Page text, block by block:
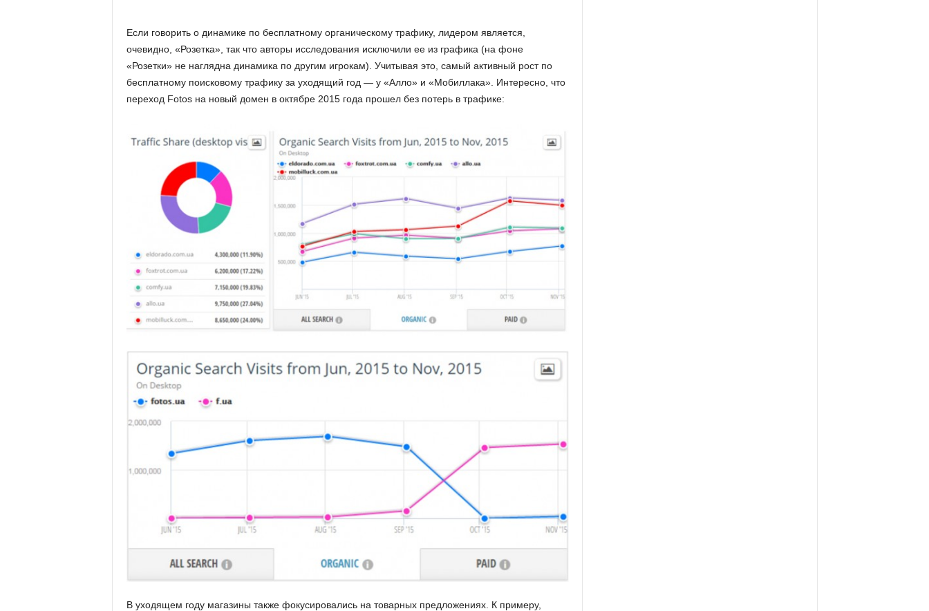
Если говорить о динамике по бесплатному органическому трафику, лидером является,
очевидно, «Розетка», так что авторы исследования исключили ее из графика (на фоне
«Розетки» не наглядна динамика по другим игрокам). Учитывая это, самый активный рост по
бесплатному поисковому трафику за уходящий год — у «Алло» и «Мобиллака». Интересно, что
переход Fotos на новый домен в октябре 2015 года прошел без потерь в трафике:
В уходящем году магазины также фокусировались на товарных предложениях. К примеру,